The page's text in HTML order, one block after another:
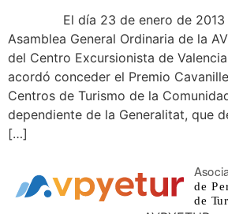
El día 23 de enero de 2013
Asamblea General Ordinaria de la
del Centro Excursionista de
acordó conceder el Premio
Centros de Turismo de la
dependiente de la Generalitat, que
[…]